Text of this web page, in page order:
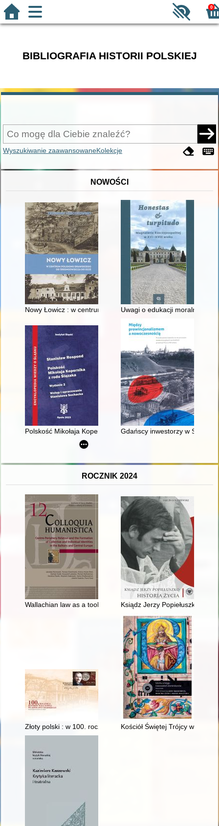
0
BIBLIOGRAFIA HISTORII POLSKIEJ
Wyszukiwanie zaawansowaneKolekcje
NOWOŚCI
Nowy Łowicz : w centrum poligonu drawskiego od
Uwagi o edukacji moralnej
Polskość Mikołaja Kopernika z rodu Ślązaka
Gdańscy inwestorzy w
ROCZNIK 2024
Wallachian law as a tool for colonising peripheral areas :
Ksiądz Jerzy Popiełuszko :
Złoty polski : w 100. rocznicę reformy walutowej Władysława
Kościół Świętej Trójcy w